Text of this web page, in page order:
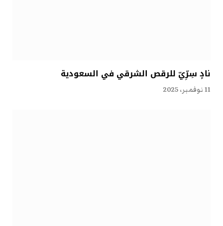
نادٍ سِرِّيّ للرقص الشرقي في السعودية
11 نوفمبر، 2025